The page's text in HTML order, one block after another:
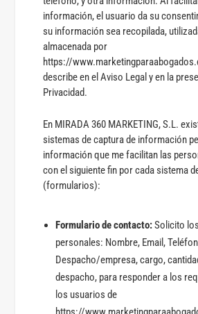
información, el usuario da su
su información sea recopilada,
almacenada por
https://
describe en el Aviso Legal y en la
Privacidad.
En MIRADA 360 MARKETING, S.L.
sistemas de captura de información
información que me facilitan las
con el siguiente fin por cada sistema
(formularios):
Formulario de contacto:Solicito
personales: Nombre, Email,
Despacho/empresa, cargo,
despacho, para responder a los
los usuarios de